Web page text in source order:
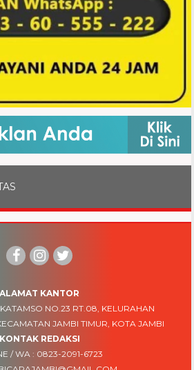
ALAMAT KANTOR
NO.23 RT.08, KELURAHAN
JAMBI TIMUR, KOTA JAMBI
KONTAK REDAKSI
/ WA : 0823-2091-6723